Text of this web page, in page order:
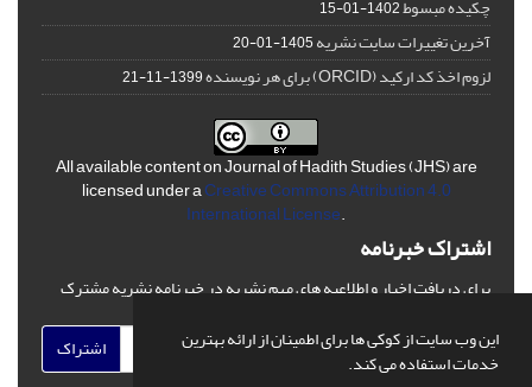
این وب سایت از کوکی ها برای اطمینان از ارائه بهترین
خدمات استفاده می کند.
چکیده مبسوط1402-01-15
آخرین تغییرات سایت نشریه1405-01-20
لزوم اخذ کد ارکید (ORCID) برای هر نویسنده 1399-11-21
All available content on Journal of Hadith Studies (JHS) are
licensed under aCreative Commons Attribution 4.0
International License.
اشتراک خبرنامه
برای دریافت اخبار و اطلاعیه های مهم نشریه در خبرنامه نشریه مشترک
اشتراک